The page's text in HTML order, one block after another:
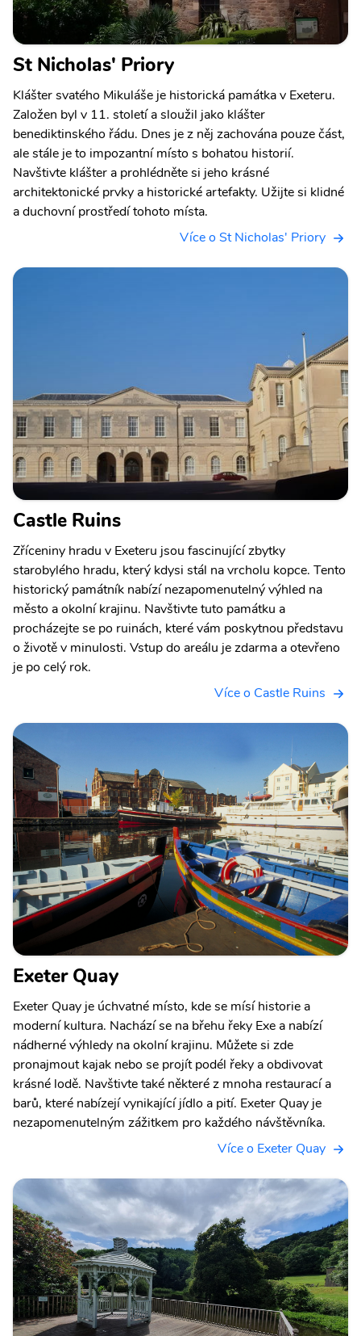
St Nicholas' Priory
Klášter svatého Mikuláše je historická památka v Exeteru.
Založen byl v 11. století a sloužil jako klášter
benediktinského řádu. Dnes je z něj zachována pouze část,
ale stále je to impozantní místo s bohatou historií.
Navštivte klášter a prohlédněte si jeho krásné
architektonické prvky a historické artefakty. Užijte si klidné
a duchovní prostředí tohoto místa.
Více o St Nicholas' Priory
Castle Ruins
Zříceniny hradu v Exeteru jsou fascinující zbytky
starobylého hradu, který kdysi stál na vrcholu kopce. Tento
historický památník nabízí nezapomenutelný výhled na
město a okolní krajinu. Navštivte tuto památku a
procházejte se po ruinách, které vám poskytnou představu
o životě v minulosti. Vstup do areálu je zdarma a otevřeno
je po celý rok.
Více o Castle Ruins
Exeter Quay
Exeter Quay je úchvatné místo, kde se mísí historie a
moderní kultura. Nachází se na břehu řeky Exe a nabízí
nádherné výhledy na okolní krajinu. Můžete si zde
pronajmout kajak nebo se projít podél řeky a obdivovat
krásné lodě. Navštivte také některé z mnoha restaurací a
barů, které nabízejí vynikající jídlo a pití. Exeter Quay je
nezapomenutelným zážitkem pro každého návštěvníka.
Více o Exeter Quay